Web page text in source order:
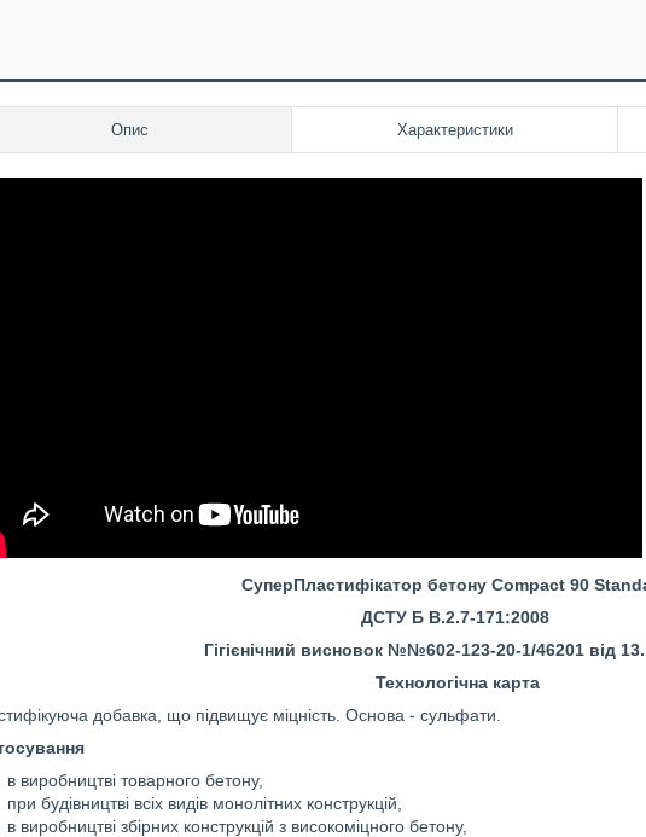
Опис Характеристики
СуперПластифікатор бетону Compact 90
ДСТУ Б В.2.7-171:2008
Гігієнічний висновок №№602-123-20-1/46201 від
Технологічна карта
добавка, що підвищує міцність. Основа - сульфати.
в виробництві товарного бетону,
при будівництві всіх видів монолітних конструкцій,
в виробництві збірних конструкцій з високоміцного бетону,